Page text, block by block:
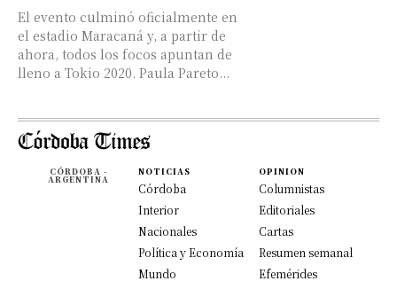
El evento culminó oficialmente en
el estadio Maracaná y, a partir de
ahora, todos los focos apuntan de
lleno a Tokio 2020. Paula Pareto...
CÓRDOBA -
ARGENTINA
NOTICIAS
Córdoba
Interior
Nacionales
Política y Economía
Mundo
OPINION
Columnistas
Editoriales
Cartas
Resumen semanal
Efemérides